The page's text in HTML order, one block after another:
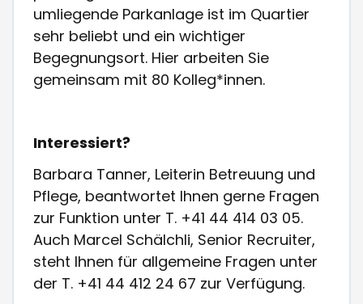
umliegende Parkanlage ist im Quartier
sehr beliebt und ein wichtiger
Begegnungsort. Hier arbeiten Sie
gemeinsam mit 80 Kolleg*innen.
Interessiert?
Barbara Tanner, Leiterin Betreuung und
Pflege, beantwortet Ihnen gerne Fragen
zur Funktion unter T. +41 44 414 03 05.
Auch Marcel Schälchli, Senior Recruiter,
steht Ihnen für allgemeine Fragen unter
der T. +41 44 412 24 67 zur Verfügung.